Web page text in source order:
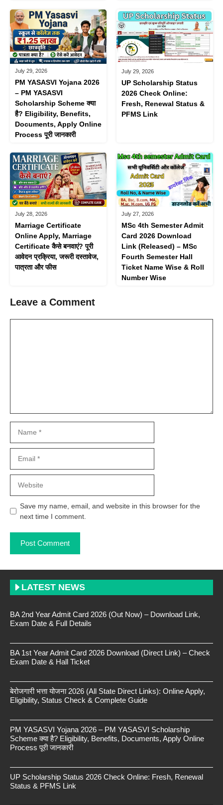
July 29, 2026
PM YASASVI Yojana 2026
– PM YASASVI
Scholarship Scheme क्या
है? Eligibility, Benefits,
Documents, Apply Online
Process पूरी जानकारी
July 29, 2026
UP Scholarship Status
2026 Check Online:
Fresh, Renewal Status &
PFMS Link
July 28, 2026
Marriage Certificate
Online Apply, Marriage
Certificate कैसे बनवाएं? पूरी
आवेदन प्रक्रिया, जरूरी दस्तावेज,
पात्रता और फीस
July 27, 2026
MSc 4th Semester Admit
Card 2026 Download
Link (Released) – MSc
Fourth Semester Hall
Ticket Name Wise & Roll
Number Wise
Leave a Comment
Save my name, email, and website in this browser for the
next time I comment.
LATEST NEWS
BA 2nd Year Admit Card 2026 (Out Now) – Download Link,
Exam Date & Full Details
BA 1st Year Admit Card 2026 Download (Direct Link) – Check
Exam Date & Hall Ticket
बेरोजगारी भत्ता योजना 2026 (All State Direct Links): Online Apply,
Eligibility, Status Check & Complete Guide
PM YASASVI Yojana 2026 – PM YASASVI Scholarship
Scheme क्या है? Eligibility, Benefits, Documents, Apply Online
Process पूरी जानकारी
UP Scholarship Status 2026 Check Online: Fresh, Renewal
Status & PFMS Link